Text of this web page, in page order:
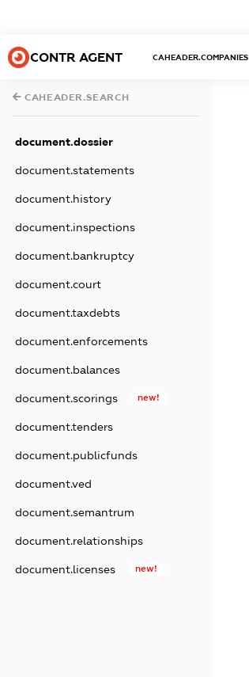
CONTR AGENT CAHEADER.COMPANIES
CAHEADER.SEARCH
document.dossier
document.statements
document.history
document.inspections
document.bankruptcy
document.court
document.taxdebts
document.enforcements
document.balances
document.scorings new!
document.tenders
document.publicfunds
document.ved
document.semantrum
document.relationships
document.licenses new!